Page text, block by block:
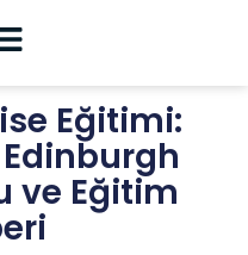
Eğitimi:
ve Eğitim